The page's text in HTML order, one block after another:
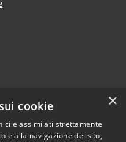
×
cookie
e assimilati strettamente
e alla navigazione del sito,